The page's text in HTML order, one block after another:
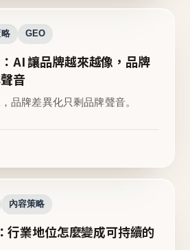
GEO
AI 讓品牌越來越像，品牌
音
品牌差異化只剩品牌聲音。
內容策略
行業地位怎麼變成可持續的